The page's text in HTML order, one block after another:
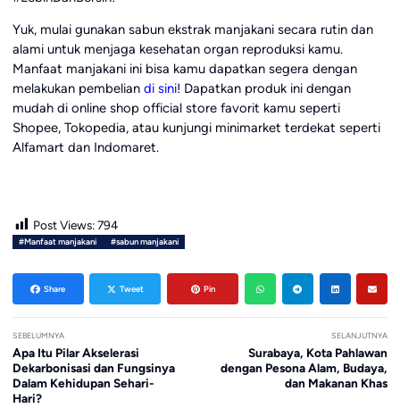
Yuk, mulai gunakan sabun ekstrak manjakani secara rutin dan
alami untuk menjaga kesehatan organ reproduksi kamu.
Manfaat manjakani ini bisa kamu dapatkan segera dengan
melakukan pembelian di sini! Dapatkan produk ini dengan
mudah di online shop official store favorit kamu seperti
Shopee, Tokopedia, atau kunjungi minimarket terdekat seperti
Alfamart dan Indomaret.
Post Views: 794
#Manfaat manjakani #sabun manjakani
Share Tweet Pin
SEBELUMNYA
Apa Itu Pilar Akselerasi
Dekarbonisasi dan Fungsinya
Dalam Kehidupan Sehari-
Hari?
SELANJUTNYA
Surabaya, Kota Pahlawan
dengan Pesona Alam, Budaya,
dan Makanan Khas